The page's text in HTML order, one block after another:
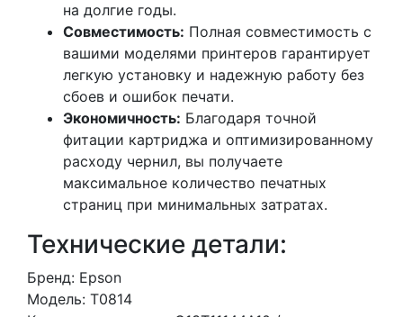
на долгие годы.
Совместимость: Полная совместимость с
вашими моделями принтеров гарантирует
легкую установку и надежную работу без
сбоев и ошибок печати.
Экономичность: Благодаря точной
фитации картриджа и оптимизированному
расходу чернил, вы получаете
максимальное количество печатных
страниц при минимальных затратах.
Технические детали:
Бренд: Epson
Модель: T0814